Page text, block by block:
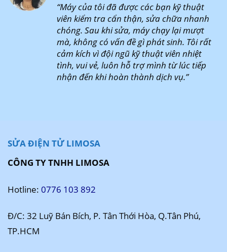
“Máy của tôi đã được các bạn kỹ thuật
viên kiểm tra cẩn thận, sửa chữa nhanh
chóng. Sau khi sửa, máy chạy lại mượt
mà, không có vấn đề gì phát sinh. Tôi rất
cảm kích vì đội ngũ kỹ thuật viên nhiệt
tình, vui vẻ, luôn hỗ trợ mình từ lúc tiếp
nhận đến khi hoàn thành dịch vụ.”
SỬA ĐIỆN TỬ LIMOSA
CÔNG TY TNHH LIMOSA
Hotline: 0776 103 892
Đ/C: 32 Luỹ Bán Bích, P. Tân Thới Hòa, Q.Tân Phú,
TP.HCM